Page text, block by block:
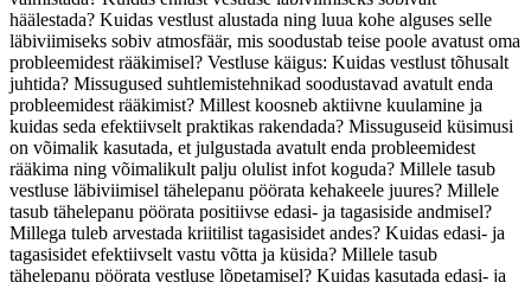
häälestada? Kuidas vestlust alustada ning luua kohe alguses selle
läbiviimiseks sobiv atmosfäär, mis soodustab teise poole avatust oma
probleemidest rääkimisel? Vestluse käigus: Kuidas vestlust tõhusalt
juhtida? Missugused suhtlemistehnikad soodustavad avatult enda
probleemidest rääkimist? Millest koosneb aktiivne kuulamine ja
kuidas seda efektiivselt praktikas rakendada? Missuguseid küsimusi
on võimalik kasutada, et julgustada avatult enda probleemidest
rääkima ning võimalikult palju olulist infot koguda? Millele tasub
vestluse läbiviimisel tähelepanu pöörata kehakeele juures? Millele
tasub tähelepanu pöörata positiivse edasi- ja tagasiside andmisel?
Millega tuleb arvestada kriitilist tagasisidet andes? Kuidas edasi- ja
tagasisidet efektiivselt vastu võtta ja küsida? Millele tasub
tähelepanu pöörata vestluse lõpetamisel? Kuidas kasutada edasi- ja